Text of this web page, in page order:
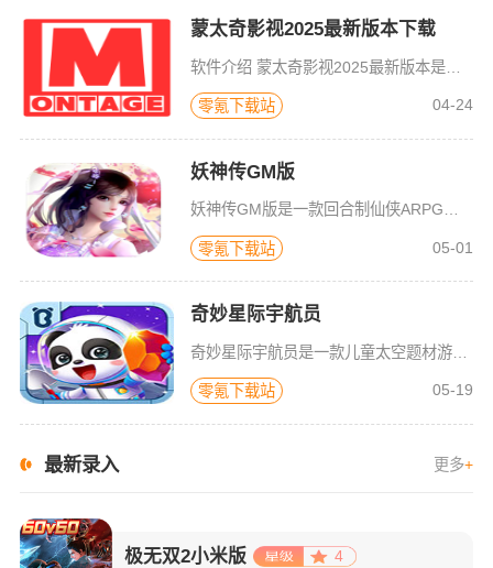
蒙太奇影视2025最新版本下载
软件介绍 蒙太奇影视2025最新版本是一款全面升级的追剧看片软件。它整合了好多不同平台的影视资源，让我们不
零氪下载站 04-24
妖神传GM版
零氪下载站 05-01
奇妙星际宇航员
奇妙星际宇航员是一款儿童太空题材游戏，太空是什么样子？宇航员在空间站如何生活？小朋友们一定很好奇，游戏中包含了很多关于宇宙的百科知识，配合小游戏的玩法，可以让宝宝们在一遍玩耍中学习关于神秘宇宙的知识，
零氪下载站 05-19
最新录入 更多+
极无双2小米版
4